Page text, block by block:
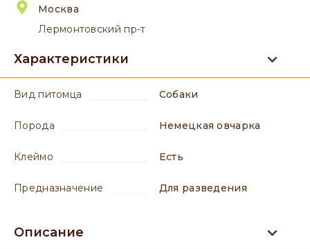
Москва
Лермонтовский пр-т
Характеристики
вид питомца Собаки
порода Немецкая овчарка
клеймо есть
предназначение для разведения
Описание